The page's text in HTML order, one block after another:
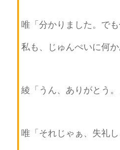
唯「分かりました。で
私も、じゅんぺいに何
綾「うん、ありがとう
唯「それじゃぁ、失礼